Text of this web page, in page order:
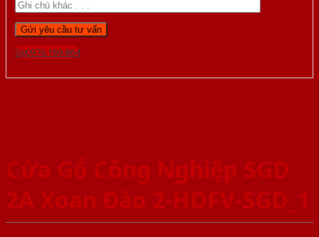
Gọi 0976.169.864
Cửa Gỗ Công Nghiệp SGD
2A Xoan Đào 2-HDFV-SGD_1